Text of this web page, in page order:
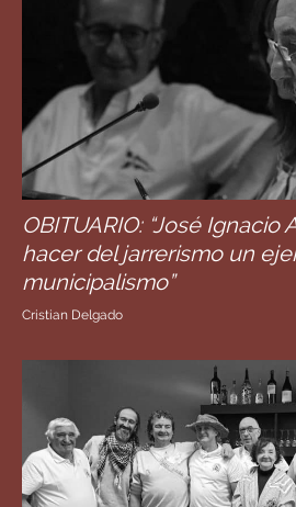
OBITUARIO: “José
hacer del jarrerismo un
municipalismo”
Cristian Delgado